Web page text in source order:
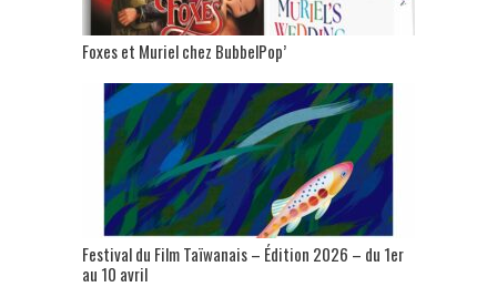
Foxes et Muriel chez BubbelPop’
Festival du Film Taïwanais – Édition 2026 – du 1er
au 10 avril